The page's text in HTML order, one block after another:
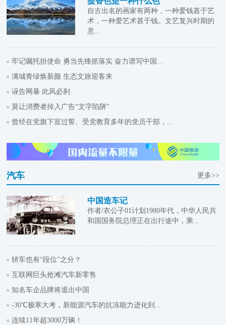
自古出名的画家有两种，一种爱钱甚于艺
术，一种爱艺术甚于钱。文艺复兴时期的
意...
牢记嘱托担使命 勇当先锋抓落实 奋力谱写中国...
满城青绿焕新颜 生态文旅迎客来
诬告网暴 此风必刹
莫让消费者掉入广告“文字陷阱”
曾经在党旗下宣过誓、受党教育多年的党员干部，...
汽车 更多>>
中国造车记
作者/衣公子01计划1980年代，中华人民共
和国国务院总理正在出行途中，乘...
轿车也有“段位”之分？
互联网巨头抢滩汽车新零售
知名车企品牌将退出中国
-30℃极寒大考，新能源汽车的抗冻能力进化到...
连续11年超3000万辆！